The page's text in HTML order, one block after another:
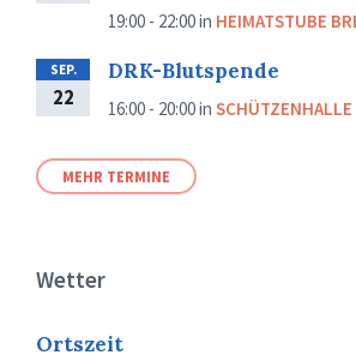
19:00 - 22:00in HEIMATSTUBE
SEP.
22
DRK-Blutspende
16:00 - 20:00in SCHÜTZENHALLE
MEHR TERMINE
Wetter
Ortszeit